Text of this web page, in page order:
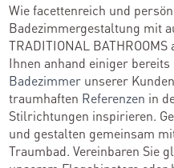
Wie facettenreich und
Badezimmergestaltung mit
TRADITIONAL
Ihnen anhand einiger
Badezimmer unserer
traumhaften Referenzen in
Stilrichtungen inspirieren.
und gestalten gemeinsam
Traumbad. Vereinbaren Sie